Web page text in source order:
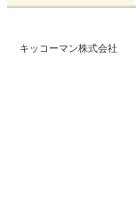
キッコーマン株式会社